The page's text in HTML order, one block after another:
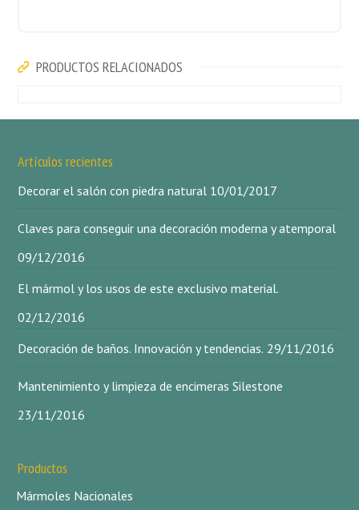
PRODUCTOS RELACIONADOS
Artículos recientes
Decorar el salón con piedra natural 10/01/2017
Claves para conseguir una decoración moderna y atemporal
09/12/2016
El mármol y los usos de este exclusivo material.
02/12/2016
Decoración de baños. Innovación y tendencias. 29/11/2016
Mantenimiento y limpieza de encimeras Silestone
23/11/2016
Productos
Mármoles Nacionales